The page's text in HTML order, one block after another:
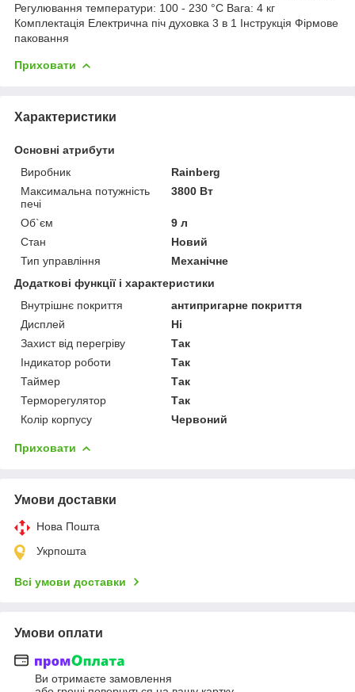
Регулювання температури: 100 - 230 °C Вага: 4 кг
Комплектація Електрична піч духовка 3 в 1 Інструкція Фірмове
паковання
Приховати
Характеристики
Основні атрибути
Виробник
Rainberg
Максимальна потужність
печі
3800 Вт
Об`єм
9 л
Стан
Новий
Тип управління
Механічне
Додаткові функції і характеристики
Внутрішнє покриття
антипригарне покриття
Дисплей
Ні
Захист від перегріву
Так
Індикатор роботи
Так
Таймер
Так
Терморегулятор
Так
Колір корпусу
Червоний
Приховати
Умови доставки
Нова Пошта
Укрпошта
Всі умови доставки
Умови оплати
Ви отримаєте замовлення